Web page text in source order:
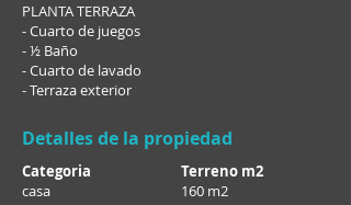
PLANTA TERRAZA
- Cuarto de juegos
- ½ Baño
- Cuarto de lavado
- Terraza exterior
Detalles de la propiedad
casa
Categoria
Terreno m2
160 m2